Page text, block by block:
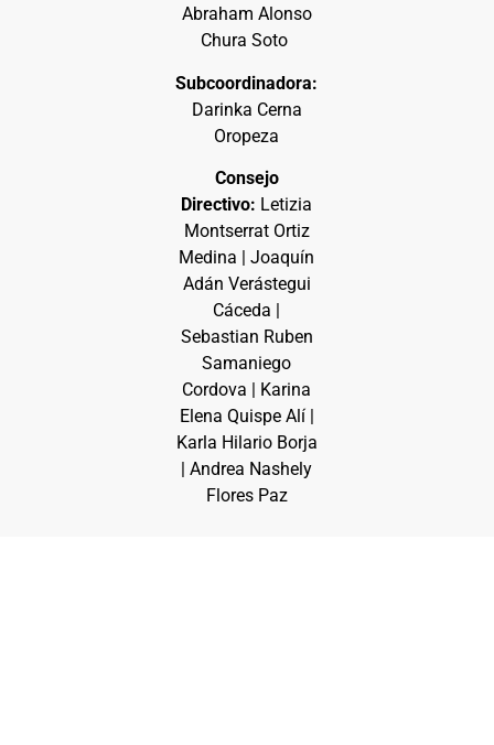
Abraham Alonso
Chura Soto
Subcoordinadora:
Darinka Cerna
Oropeza
Consejo
Directivo: Letizia
Montserrat Ortiz
Medina | Joaquín
Adán Verástegui
Cáceda |
Sebastian Ruben
Samaniego
Cordova | Karina
Elena Quispe Alí |
Karla Hilario Borja
| Andrea Nashely
Flores Paz